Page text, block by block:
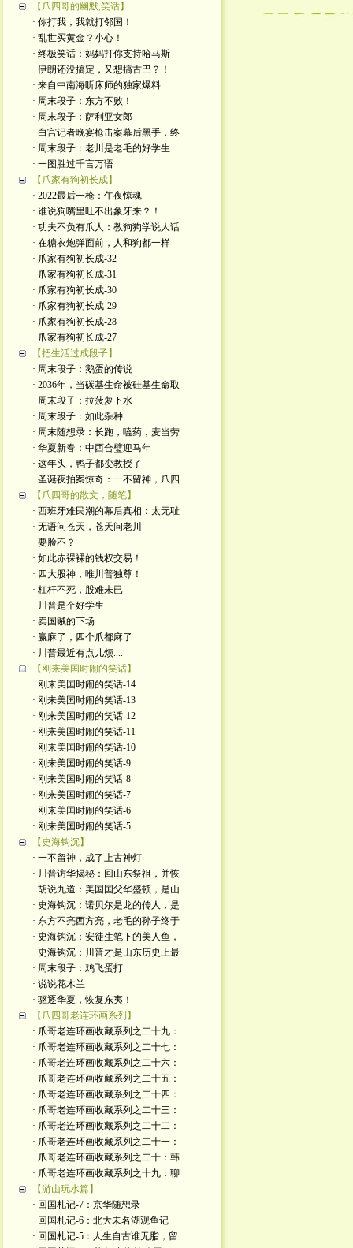
【爪四哥的幽默,笑话】
· 你打我，我就打邻国！
· 乱世买黄金？小心！
· 终极笑话：妈妈打你支持哈马斯
· 伊朗还没搞定，又想搞古巴？！
· 来自中南海听床师的独家爆料
· 周末段子：东方不败！
· 周末段子：萨利亚女郎
· 白宫记者晚宴枪击案幕后黑手，终
· 周末段子：老川是老毛的好学生
· 一图胜过千言万语
【爪家有狗初长成】
· 2022最后一枪：午夜惊魂
· 谁说狗嘴里吐不出象牙来？！
· 功夫不负有爪人：教狗狗学说人话
· 在糖衣炮弹面前，人和狗都一样
· 爪家有狗初长成-32
· 爪家有狗初长成-31
· 爪家有狗初长成-30
· 爪家有狗初长成-29
· 爪家有狗初长成-28
· 爪家有狗初长成-27
【把生活过成段子】
· 周末段子：鹅蛋的传说
· 2036年，当碳基生命被硅基生命取
· 周末段子：拉菠萝下水
· 周末段子：如此杂种
· 周末随想录：长跑，嗑药，麦当劳
· 华夏新春：中西合璧迎马年
· 这年头，鸭子都变教授了
· 圣诞夜拍案惊奇：一不留神，爪四
【爪四哥的散文，随笔】
· 西班牙难民潮的幕后真相：太无耻
· 无语问苍天，苍天问老川
· 要脸不？
· 如此赤裸裸的钱权交易！
· 四大股神，唯川普独尊！
· 杠杆不死，股难未已
· 川普是个好学生
· 卖国贼的下场
· 赢麻了，四个爪都麻了
· 川普最近有点儿烦....
【刚来美国时闹的笑话】
· 刚来美国时闹的笑话-14
· 刚来美国时闹的笑话-13
· 刚来美国时闹的笑话-12
· 刚来美国时闹的笑话-11
· 刚来美国时闹的笑话-10
· 刚来美国时闹的笑话-9
· 刚来美国时闹的笑话-8
· 刚来美国时闹的笑话-7
· 刚来美国时闹的笑话-6
· 刚来美国时闹的笑话-5
【史海钩沉】
· 一不留神，成了上古神灯
· 川普访华揭秘：回山东祭祖，并恢
· 胡说九道：美国国父华盛顿，是山
· 史海钩沉：诺贝尔是龙的传人，是
· 东方不亮西方亮，老毛的孙子终于
· 史海钩沉：安徒生笔下的美人鱼，
· 史海钩沉：川普才是山东历史上最
· 周末段子：鸡飞蛋打
· 说说花木兰
· 驱逐华夏，恢复东夷！
【爪四哥老连环画系列】
· 爪哥老连环画收藏系列之二十九：
· 爪哥老连环画收藏系列之二十七：
· 爪哥老连环画收藏系列之二十六：
· 爪哥老连环画收藏系列之二十五：
· 爪哥老连环画收藏系列之二十四：
· 爪哥老连环画收藏系列之二十三：
· 爪哥老连环画收藏系列之二十二：
· 爪哥老连环画收藏系列之二十一：
· 爪哥老连环画收藏系列之二十：韩
· 爪哥老连环画收藏系列之十九：聊
【游山玩水篇】
· 回国札记-7：京华随想录
· 回国札记-6：北大未名湖观鱼记
· 回国札记-5：人生自古谁无脂，留